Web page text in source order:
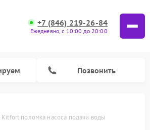
+7 (846) 219-26-84
Ежедневно, с 10:00 до 20:00
Позвонить
Kitfort поломка насоса подачи воды